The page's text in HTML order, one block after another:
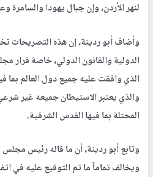
لنهر الأردن، وإن جبال يهودا والسامرة
وأضاف أبو ردينة، إن هذه التصريحات
الذي وافقت عليه جميع دول العالم بما
والذي يعتبر الاستيطان جميعه غير
المحتلة بما فيها القدس الشرقية.
وتابع أبو ردينة، أن ما قاله رئيس
ويخالف تماماً ما تم التوقيع عليه في